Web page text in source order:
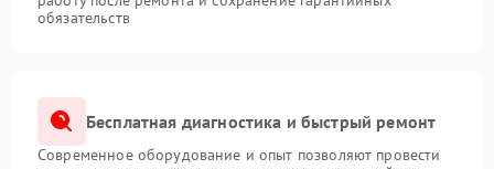
обязательств
Бесплатная диагностика и быстрый ремонт
Современное оборудование и опыт позволяют провести